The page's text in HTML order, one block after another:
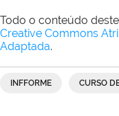
Todo o conteúdo
Creative Commons
Adaptada.
INFFORME CURSO